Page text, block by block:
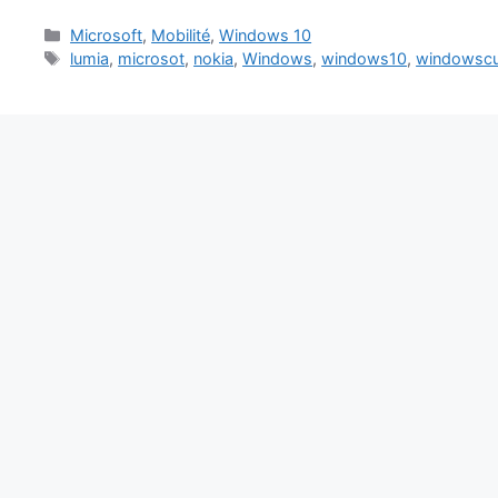
Catégories
Microsoft, Mobilité,Windows 10
Étiquettes
lumia, microsot, nokia,Windows,windows10,